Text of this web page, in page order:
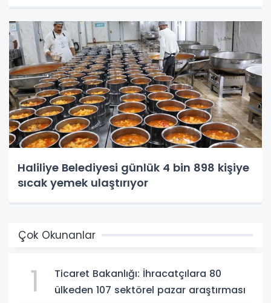
Haliliye Belediyesi günlük 4 bin 898 kişiye
sıcak yemek ulaştırıyor
Çok Okunanlar
1
Ticaret Bakanlığı: İhracatçılara 80
ülkeden 107 sektörel pazar araştırması